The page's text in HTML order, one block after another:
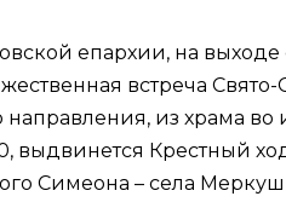
епархии, на
встреча
из храма
выдвинется Крестный
Симеона – села